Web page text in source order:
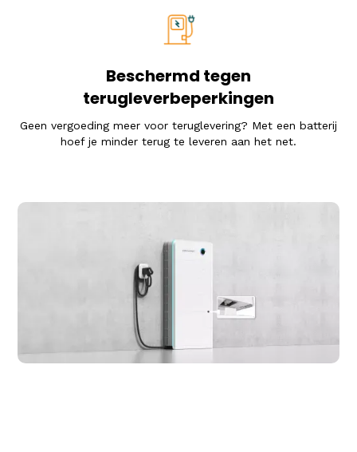
Beschermd tegen
terugleverbeperkingen
Geen vergoeding meer voor teruglevering? Met een batterij
hoef je minder terug te leveren aan het net.